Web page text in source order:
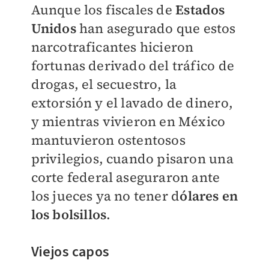
Aunque los fiscales de Estados
Unidoshan asegurado que estos
narcotraficantes hicieron
fortunas derivado del tráfico de
drogas, el secuestro, la
extorsión y el lavado de dinero,
y mientras vivieron en México
mantuvieron ostentosos
privilegios, cuando pisaron una
corte federal aseguraron ante
los jueces ya no tener dólares en
los bolsillos.
Viejos capos